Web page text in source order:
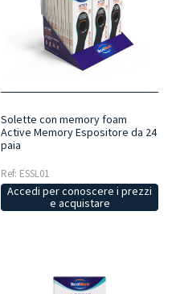
Solette con memory foam
Active Memory Espositore da 24
paia
Ref: ESSL01
Accedi per conoscere i prezzi
e acquistare